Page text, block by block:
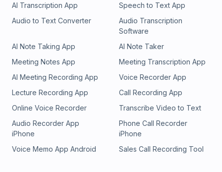
AI Transcription App
Speech to Text App
Audio to Text Converter
Audio Transcription
Software
AI Note Taking App
AI Note Taker
Meeting Notes App
Meeting Transcription App
AI Meeting Recording App
Voice Recorder App
Lecture Recording App
Call Recording App
Online Voice Recorder
Transcribe Video to Text
Audio Recorder App
iPhone
Phone Call Recorder
iPhone
Voice Memo App Android
Sales Call Recording Tool